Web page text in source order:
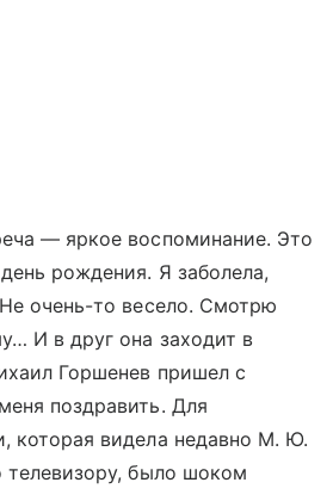
— яркое воспоминание. Это
рождения. Я заболела,
очень-то весело. Смотрю
И в друг она заходит в
Горшенев пришел с
поздравить. Для
которая видела недавно М. Ю.
телевизору, было шоком